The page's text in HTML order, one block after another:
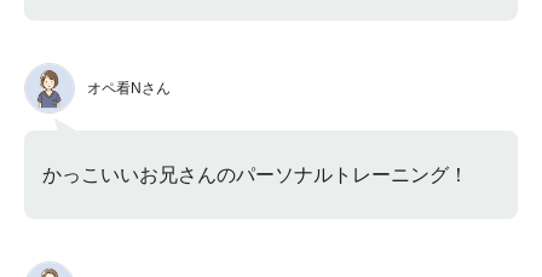
オペ看Nさん
かっこいいお兄さんのパーソナルトレーニング！